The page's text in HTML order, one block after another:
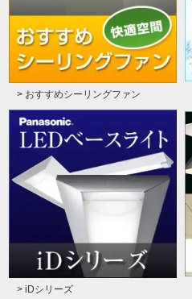
> おすすめシーリングファン
> iDシリーズ